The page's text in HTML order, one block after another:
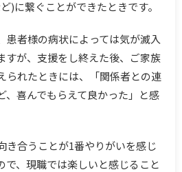
)に繋ぐことができたときです。
患者様の病状によっては気が滅入
すが、支援をし終えた後、ご家族
られたときには、「関係者との連
、喜んでもらえて良かった」と感
き合うことが1番やりがいを感じ
で、現職では楽しいと感じること